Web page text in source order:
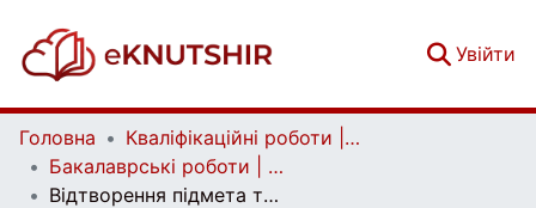
Увійти
Головна
Кваліфікаційні роботи | Qualifying works
Бакалаврські роботи | Bachelor theses
Відтворення підмета та присудка в простому реченні в перекладі з іспанської на українську мову (на матеріалі твору Кармен Лафорет “Ніщо”)